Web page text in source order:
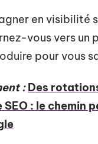
en visibilité
vous vers un
pour vous
: Des
: le chemin